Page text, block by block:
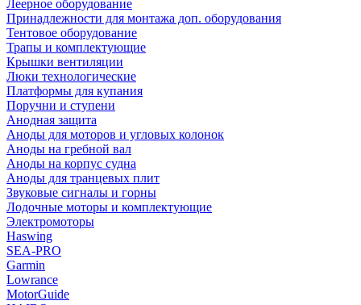
Леерное оборудование
Принадлежности для монтажа доп. оборудования
Тентовое оборудование
Трапы и комплектующие
Крышки вентиляции
Люки технологические
Платформы для купания
Поручни и ступени
Анодная защита
Аноды для моторов и угловых колонок
Аноды на гребной вал
Аноды на корпус судна
Аноды для транцевых плит
Звуковые сигналы и горны
Лодочные моторы и комплектующие
Электромоторы
Haswing
SEA-PRO
Garmin
Lowrance
MotorGuide